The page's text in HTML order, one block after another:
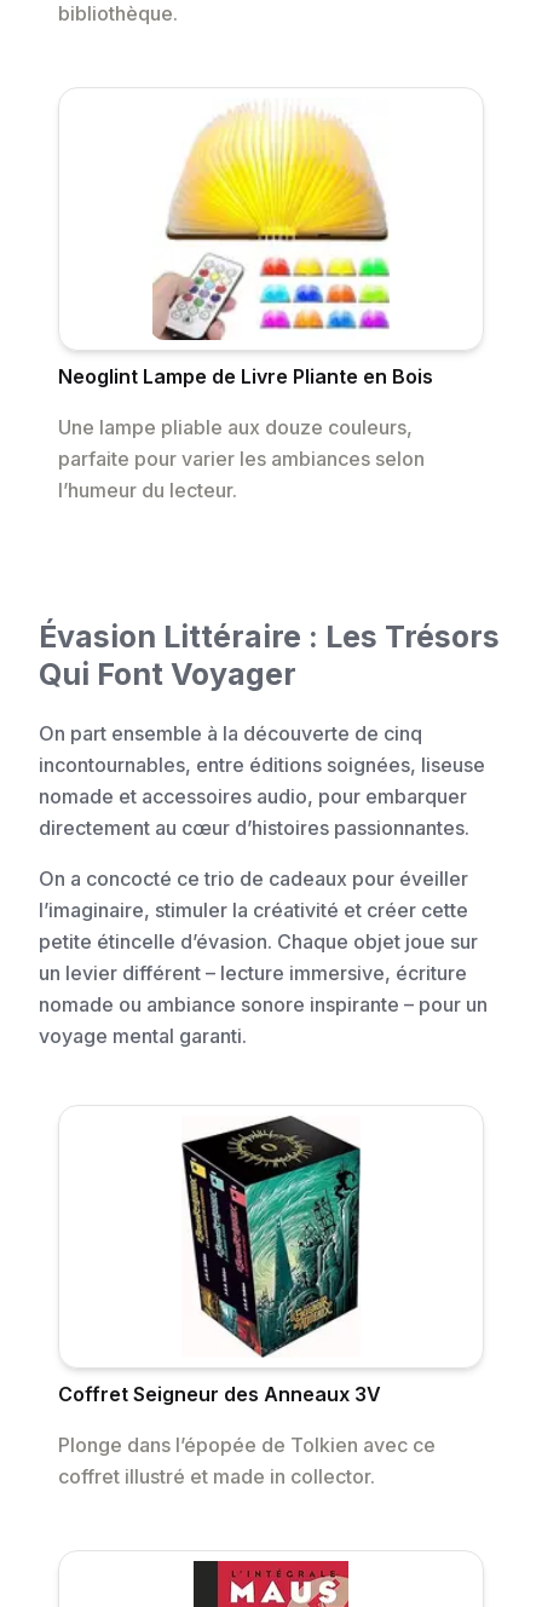
bibliothèque.
Neoglint Lampe de Livre Pliante en Bois
Une lampe pliable aux douze couleurs,
parfaite pour varier les ambiances selon
l’humeur du lecteur.
Évasion Littéraire : Les Trésors
Qui Font Voyager
On part ensemble à la découverte de cinq
incontournables, entre éditions soignées, liseuse
nomade et accessoires audio, pour embarquer
directement au cœur d’histoires passionnantes.
On a concocté ce trio de cadeaux pour éveiller
l’imaginaire, stimuler la créativité et créer cette
petite étincelle d’évasion. Chaque objet joue sur
un levier différent – lecture immersive, écriture
nomade ou ambiance sonore inspirante – pour un
voyage mental garanti.
Coffret Seigneur des Anneaux 3V
Plonge dans l’épopée de Tolkien avec ce
coffret illustré et made in collector.